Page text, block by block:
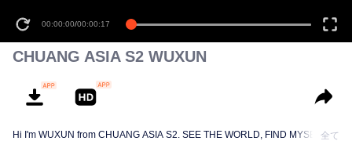
00:00:00/00:00:17
CHUANG ASIA S2 WUXUN
Hi I'm WUXUN from CHUANG ASIA S2. SEE THE WORLD, FIND MYSELF!全て